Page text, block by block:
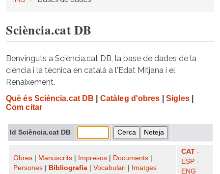
Sciència.cat DB
Benvinguts a Sciència.cat DB, la base de dades de la
ciència i la tècnica en català a l'Edat Mitjana i el
Renaixement.
Què és Sciència.cat DB Catàleg d'obres Sigles|
Com citar
Id Sciència.cat DB
Obres Manuscrits Impresos Documents
Persones
Bibliografia Vocabulari Imatges
CAT -
ESP -
ENG